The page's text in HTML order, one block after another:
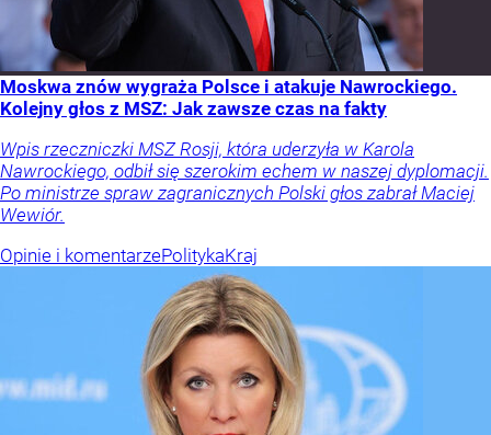
Moskwa znów wygraża Polsce i atakuje Nawrockiego.
Kolejny głos z MSZ: Jak zawsze czas na fakty
Wpis rzeczniczki MSZ Rosji, która uderzyła w Karola
Nawrockiego, odbił się szerokim echem w naszej dyplomacji.
Po ministrze spraw zagranicznych Polski głos zabrał Maciej
Wewiór.
Opinie i komentarzePolitykaKraj